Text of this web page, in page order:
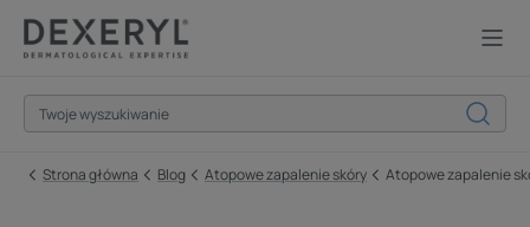
Strona główna Blog Atopowe zapalenie skóry Atopowe zapalenie